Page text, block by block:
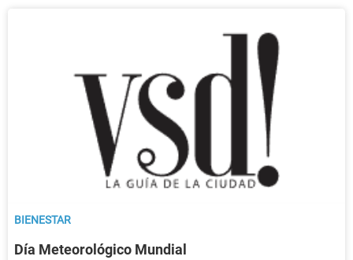
BIENESTAR
Día Meteorológico Mundial